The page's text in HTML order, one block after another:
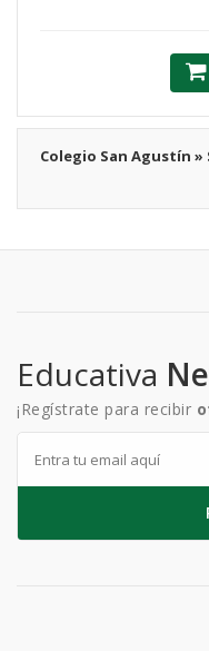
Colegio San Agustín »
Educativa
¡Regístrate para recibir